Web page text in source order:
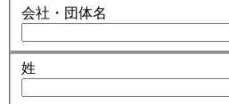
会社・団体名
姓